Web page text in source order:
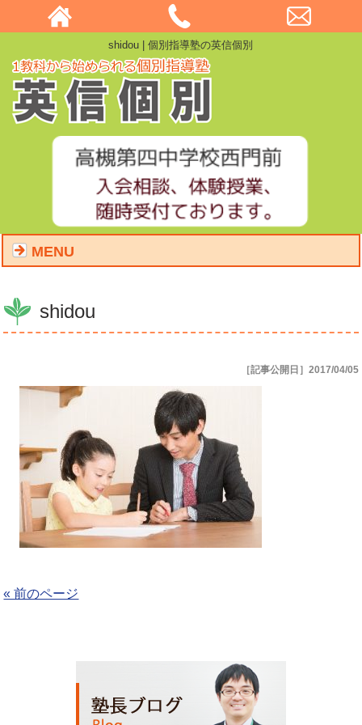
shidou | 個別指導塾の英信個別
MENU
shidou
［記事公開日］2017/04/05
« 前のページ